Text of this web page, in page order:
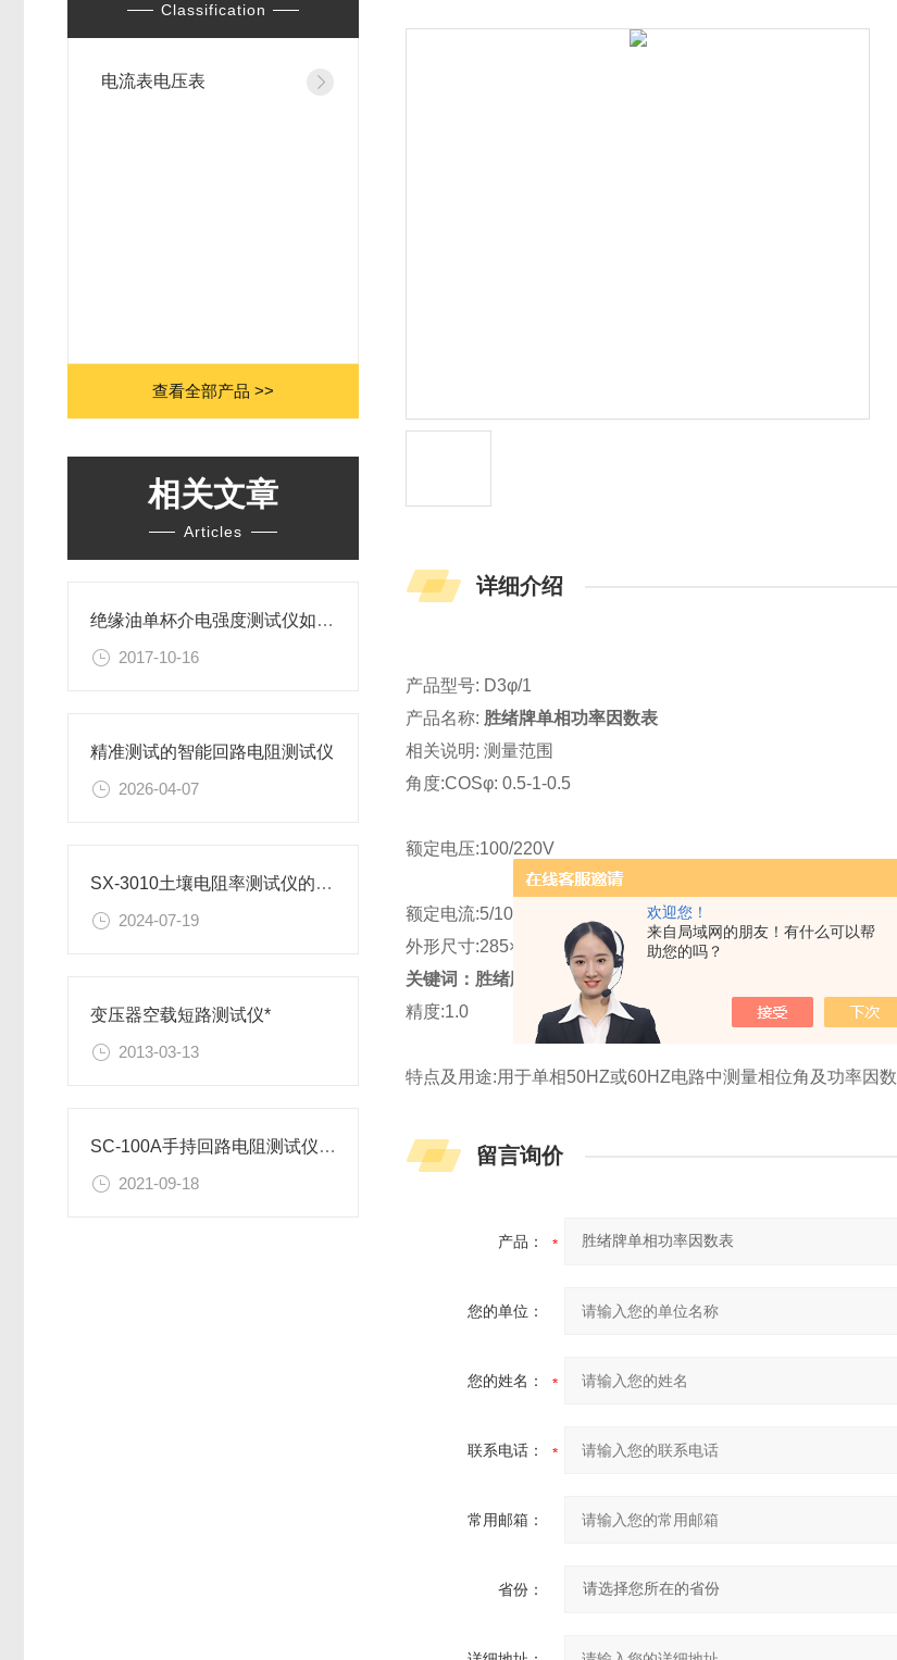
欢迎您！
来自局域网的朋友！有什么可以帮
助您的吗？
Classification
电流表电压表
查看全部产品 >>
相关文章
Articles
绝缘油单杯介电强度测试仪如何操作演示
2017-10-16
精准测试的智能回路电阻测试仪
2026-04-07
SX-3010土壤电阻率测试仪的检测准备事项
2024-07-19
变压器空载短路测试仪*
2013-03-13
SC-100A手持回路电阻测试仪操作说明
2021-09-18
详细介绍
产品型号: D3φ/1
产品名称: 胜绪牌单相功率因数表
相关说明: 测量范围
角度:COSφ: 0.5-1-0.5
额定电压:100/220V
额定电流:5/10A
外形尺寸:285×220×180mm
关键词：胜绪牌单相功率因数表，，
精度:1.0
特点及用途:用于单相50HZ或60HZ电路中测量相位角及功率因数
留言询价
产品：
您的单位：
您的姓名：
联系电话：
常用邮箱：
省份：